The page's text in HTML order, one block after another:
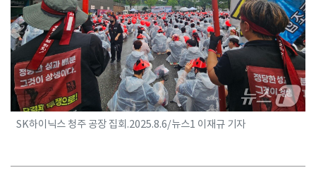
SK하이닉스 청주 공장 집회.2025.8.6/뉴스1 이재규 기자